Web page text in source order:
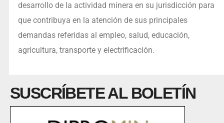
desarrollo de la actividad minera en su jurisdicción para
que contribuya en la atención de sus principales
demandas referidas al empleo, salud, educación,
agricultura, transporte y electrificación.
SUSCRÍBETE AL BOLETÍN